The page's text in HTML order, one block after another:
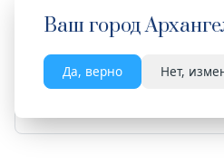
Ваш город
Да, верно Нет,
Весь сайт